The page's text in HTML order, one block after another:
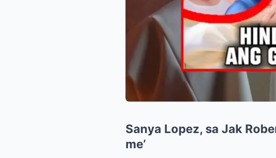
Sanya Lopez, sa Jak
me’